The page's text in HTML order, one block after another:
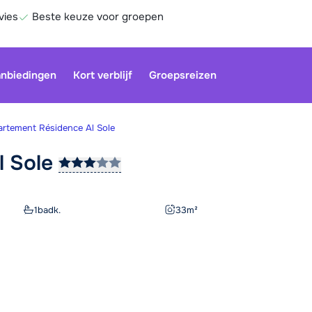
Beste keuze voor groepen
Kort verblijf Groepsreizen
Résidence Al Sole
Sole
1badk. 33m²